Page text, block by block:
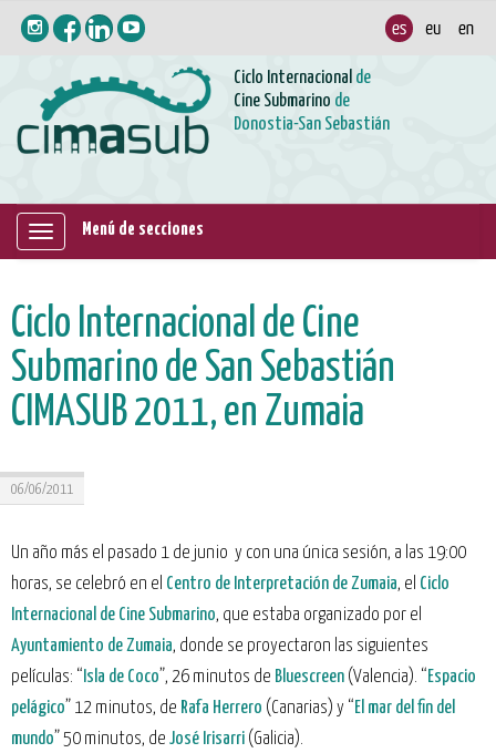
Ciclo Internacional de
Cine Submarino de
Donostia-San Sebastián
Mostrar/ocultar
Menú de secciones
Ciclo Internacional de Cine
Submarino de San Sebastián
CIMASUB 2011, en Zumaia
06/06/2011
Un año más el pasado 1 de junio y con una única sesión, a las 19:00
horas, se celebró en el Centro de Interpretación de Zumaia, el Ciclo
Internacional de Cine Submarino, que estaba organizado por el
Ayuntamiento de Zumaia, donde se proyectaron las siguientes
películas: “ Isla de Coco”, 26 minutos de Bluescreen (Valencia). “Espacio
pelágico” 12 minutos, de Rafa Herrero (Canarias) y “El mar del fin del
mundo” 50 minutos, de José Irisarri (Galicia).